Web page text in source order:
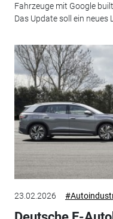
Fahrzeuge mit Google
Das Update soll ein
23.02.2026